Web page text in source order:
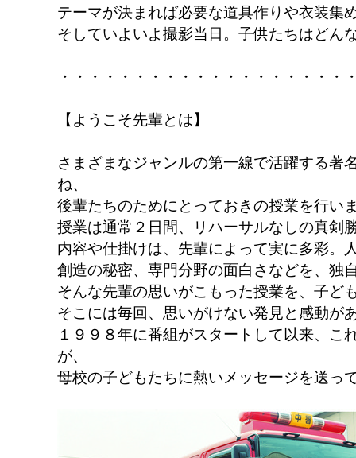
テーマが決まれば必要な道具作りや衣装集
そしていよいよ撮影当日。子供たちはどん
・・・・・・・・・・・・・・・・・・・
【ようこそ先輩とは】
さまざまなジャンルの第一線で活躍する著
ね、
後輩たちのためにとっておきの授業を行い
授業は通常２日間、リハーサルなしの真剣
内容や仕掛けは、先輩によって実に多彩。
創造の秘密、専門分野の面白さなどを、独
そんな先輩の思いがこもった授業を、子ど
そこには毎回、思いがけない発見と感動が
１９９８年に番組がスタートして以来、こ
が、
母校の子どもたちに熱いメッセージを送っ